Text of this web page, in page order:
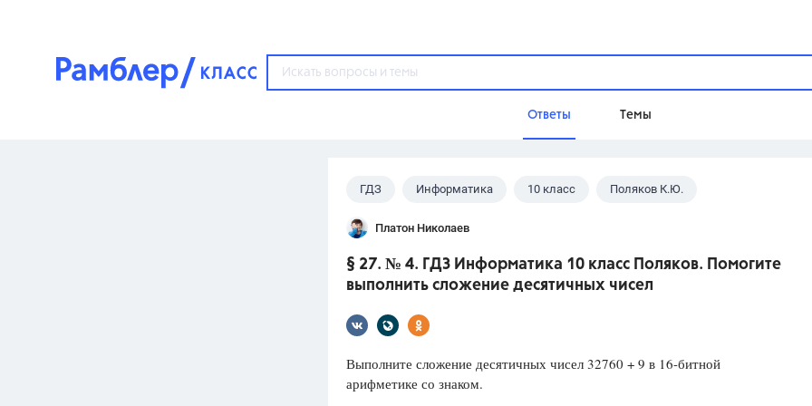
Ответы Темы
Популярные темы
ОГЭ
ФИПИ
Домашнее задание
Учебники
ГДЗ Информатика 10 класс Поляков К.Ю.
Платон Николаев
§ 27. № 4. ГДЗ Информатика 10 класс Поляков. Помогите
выполнить сложение десятичных чисел
Выполните сложение десятичных чисел 32760 + 9 в 16-битной
арифметике со знаком.